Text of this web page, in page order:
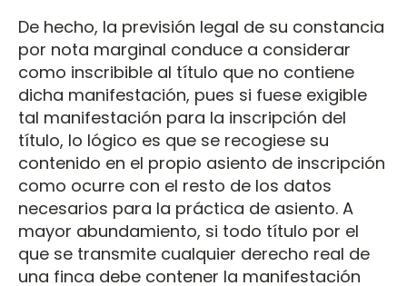
De hecho, la previsión legal de su constancia
por nota marginal conduce a considerar
como inscribible al título que no contiene
dicha manifestación, pues si fuese exigible
tal manifestación para la inscripción del
título, lo lógico es que se recogiese su
contenido en el propio asiento de inscripción
como ocurre con el resto de los datos
necesarios para la práctica de asiento. A
mayor abundamiento, si todo título por el
que se transmite cualquier derecho real de
una finca debe contener la manifestación